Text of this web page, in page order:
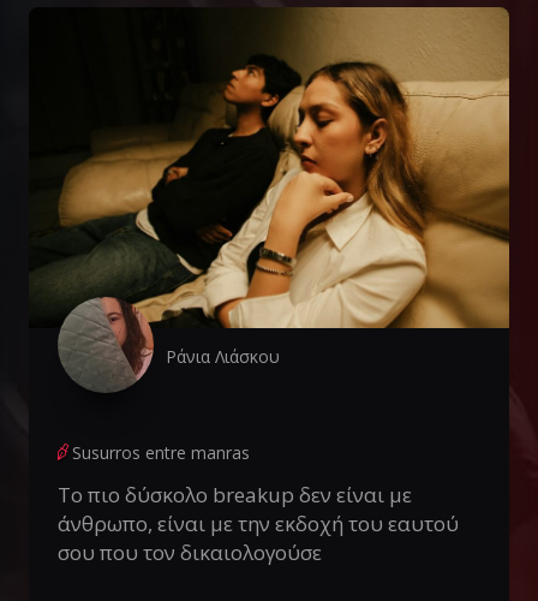
Ράνια Λιάσκου
Susurros entre manras
Το πιο δύσκολο breakup δεν είναι με
άνθρωπο, είναι με την εκδοχή του εαυτού
σου που τον δικαιολογούσε